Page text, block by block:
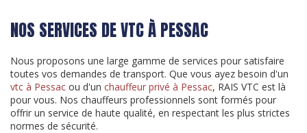
NOS SERVICES DE VTC À PESSAC
Nous proposons une large gamme de services pour satisfaire
toutes vos demandes de transport. Que vous ayez besoin d'un
vtc à Pessac ou d'un chauffeur privé à Pessac, RAIS VTC est là
pour vous. Nos chauffeurs professionnels sont formés pour
offrir un service de haute qualité, en respectant les plus strictes
normes de sécurité.